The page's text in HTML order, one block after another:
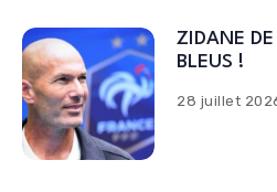
ZIDANE DE
BLEUS !
28 juillet